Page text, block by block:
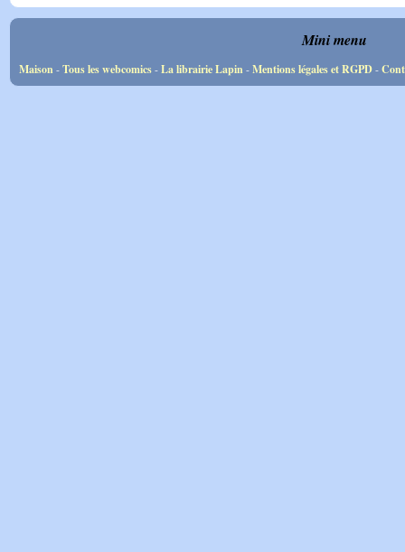
Mini menu
Maison-Tous les webcomics-La librairie Lapin-Mentions légales et RGPD-